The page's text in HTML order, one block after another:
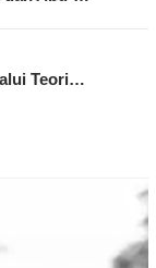
Teori…